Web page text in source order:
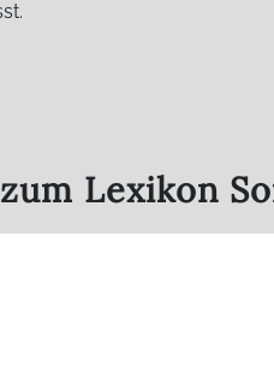
Lexikon